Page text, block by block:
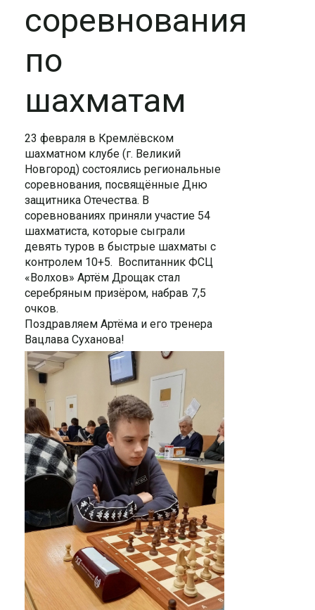
соревнования
по
шахматам
23 февраля в Кремлёвском
шахматном клубе (г. Великий
Новгород) состоялись региональные
соревнования, посвящённые Дню
защитника Отечества. В
соревнованиях приняли участие 54
шахматиста, которые сыграли
девять туров в быстрые шахматы с
контролем 10+5. Воспитанник ФСЦ
«Волхов» Артём Дрощак стал
серебряным призёром, набрав 7,5
очков.
Поздравляем Артёма и его тренера
Вацлава Суханова!